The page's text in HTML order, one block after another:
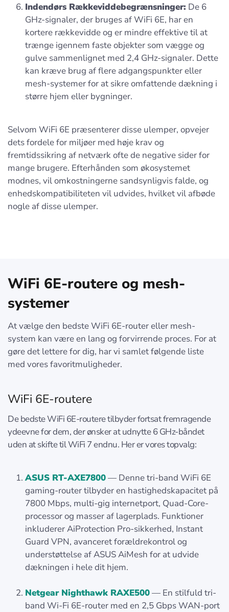
Indendørs Rækkeviddebegrænsninger: De 6
GHz-signaler, der bruges af WiFi 6E, har en
kortere rækkevidde og er mindre effektive til at
trænge igennem faste objekter som vægge og
gulve sammenlignet med 2,4 GHz-signaler. Dette
kan kræve brug af flere adgangspunkter eller
mesh-systemer for at sikre omfattende dækning i
større hjem eller bygninger.
Selvom WiFi 6E præsenterer disse ulemper, opvejer
dets fordele for miljøer med høje krav og
fremtidssikring af netværk ofte de negative sider for
mange brugere. Efterhånden som økosystemet
modnes, vil omkostningerne sandsynligvis falde, og
enhedskompatibiliteten vil udvides, hvilket vil afbøde
nogle af disse ulemper.
WiFi 6E-routere og mesh-
systemer
At vælge den bedste WiFi 6E-router eller mesh-
system kan være en lang og forvirrende proces. For at
gøre det lettere for dig, har vi samlet følgende liste
med vores favoritmuligheder.
WiFi 6E-routere
De bedste WiFi 6E-routere tilbyder fortsat fremragende
ydeevne for dem, der ønsker at udnytte 6 GHz-båndet
uden at skifte til WiFi 7 endnu. Her er vores topvalg:
ASUS RT-AXE7800— Denne tri-band WiFi 6E
gaming-router tilbyder en hastighedskapacitet på
7800 Mbps, multi-gig internetport, Quad-Core-
processor og masser af lagerplads. Funktioner
inkluderer AiProtection Pro-sikkerhed, Instant
Guard VPN, avanceret forældrekontrol og
understøttelse af ASUS AiMesh for at udvide
dækningen i hele dit hjem.
Netgear Nighthawk RAXE500— En stilfuld tri-
band Wi-Fi 6E-router med en 2,5 Gbps WAN-port